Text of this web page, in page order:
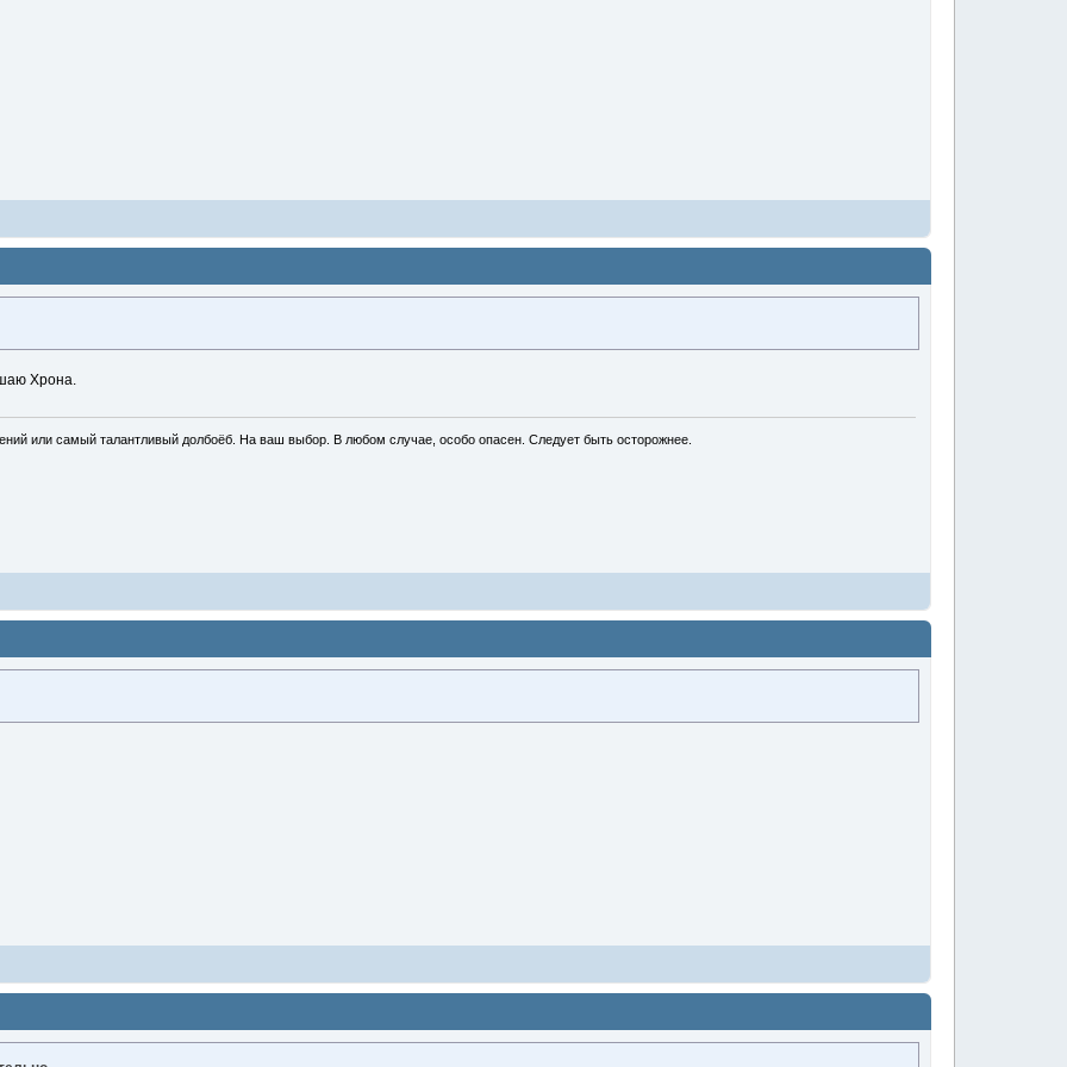
Хрона.
или самый талантливый долбоёб. На ваш выбор. В любом случае, особо опасен. Следует быть осторожнее.